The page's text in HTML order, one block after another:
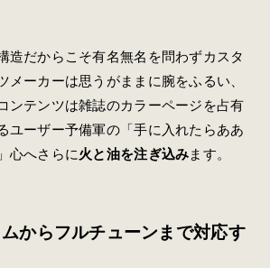
造だからこそ有名無名を問わずカスタ
メーカーは思うがままに腕をふるい、
ンテンツは雑誌のカラーページを占有
ユーザー予備軍の「手に入れたらああ
心へさらに火と油を注ぎ込みます。
からフルチューンまで対応す